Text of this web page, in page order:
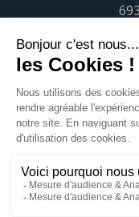
Tél.
https://